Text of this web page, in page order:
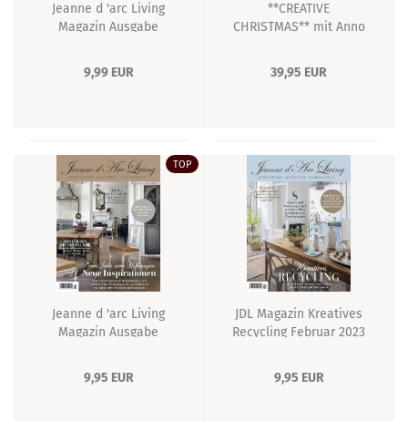
Jeanne d 'arc Living
Magazin Ausgabe
9,99 EUR
**CREATIVE
CHRISTMAS** mit Anno
39,95 EUR
TOP
Jeanne d 'arc Living
Magazin Ausgabe
9,95 EUR
JDL Magazin Kreatives
Recycling Februar 2023
9,95 EUR